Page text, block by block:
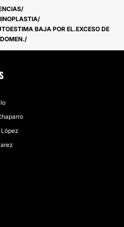
BAJA POR EL.EXCESO DE